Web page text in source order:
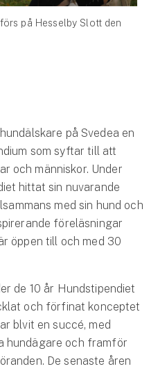
på Hesselby Slott den
på Svedea en
som syftar till att
och människor. Under
hittat sin nuvarande
med sin hund och
föreläsningar
öppen till och med 30
de 10 år Hundstipendiet
och förfinat konceptet
blvit en succé, med
hundägare och framför
De senaste åren